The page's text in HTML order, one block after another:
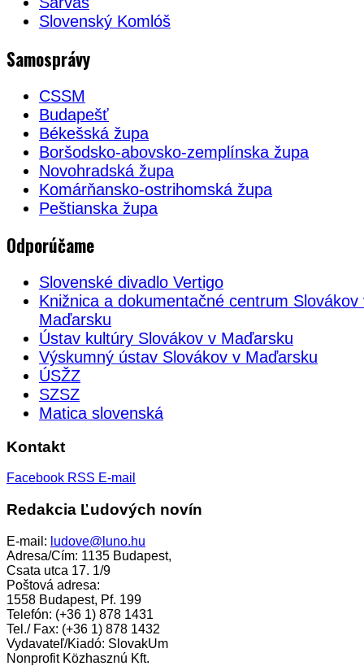
Slovenský Komlóš
Samosprávy
CSSM
Budapešť
Békešská župa
Boršodsko-abovsko-zemplínska župa
Novohradská župa
Komárňansko-ostrihomská župa
Peštianska župa
Odporúčame
Slovenské divadlo Vertigo
Knižnica a dokumentačné centrum Slovákov
Maďarsku
Ústav kultúry Slovákov v Maďarsku
Výskumný ústav Slovákov v Maďarsku
ÚSŽZ
SZSZ
Matica slovenská
Kontakt
Facebook RSS E-mail
Redakcia Ľudových novín
E-mail: ludove@luno.hu
Adresa/Cím: 1135 Budapest,
Csata utca 17. 1/9
Poštová adresa:
1558 Budapest, Pf. 199
Telefón: (+36 1) 878 1431
Tel./ Fax: (+36 1) 878 1432
Vydavateľ/Kiadó: SlovakUm
Nonprofit Közhasznú Kft.